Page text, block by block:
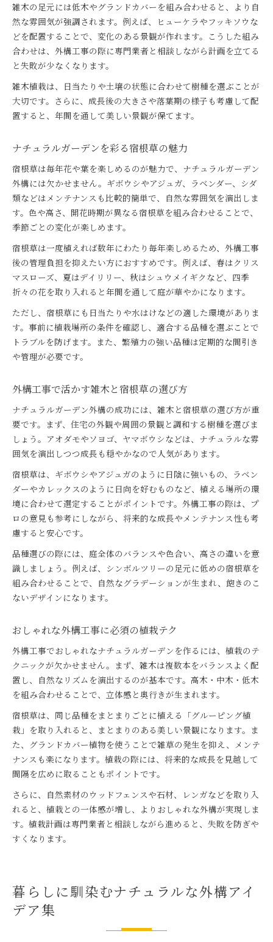
雑木の足元には低木やグランドカバーを組み合わせると、より自
然な雰囲気が強調されます。例えば、ヒューケラやフッキソウな
どを配置することで、変化のある景観が作れます。こうした組み
合わせは、外構工事の際に専門業者と相談しながら計画を立てる
と失敗が少なくなります。
雑木植栽は、日当たりや土壌の状態に合わせて樹種を選ぶことが
大切です。さらに、成長後の大きさや落葉期の様子も考慮して配
置すると、年間を通して美しい景観が保てます。
ナチュラルガーデンを彩る宿根草の魅力
宿根草は毎年花や葉を楽しめるのが魅力で、ナチュラルガーデン
外構には欠かせません。ギボウシやアジュガ、ラベンダー、シダ
類などはメンテナンスも比較的簡単で、自然な雰囲気を演出しま
す。色や高さ、開花時期が異なる宿根草を組み合わせることで、
季節ごとの変化が楽しめます。
宿根草は一度植えれば数年にわたり毎年楽しめるため、外構工事
後の管理負担を抑えたい方におすすめです。例えば、春はクリス
マスローズ、夏はデイリリー、秋はシュウメイギクなど、四季
折々の花を取り入れると年間を通して庭が華やかになります。
ただし、宿根草にも日当たりや水はけなどの適した環境がありま
す。事前に植栽場所の条件を確認し、適合する品種を選ぶことで
トラブルを防げます。また、繁殖力の強い品種は定期的な間引き
や管理が必要です。
外構工事で活かす雑木と宿根草の選び方
ナチュラルガーデン外構の成功には、雑木と宿根草の選び方が重
要です。まず、住宅の外観や周囲の景観と調和する樹種を選びま
しょう。アオダモやソヨゴ、ヤマボウシなどは、ナチュラルな雰
囲気を演出しつつ成長も穏やかなので人気があります。
宿根草は、ギボウシやアジュガのように日陰に強いもの、ラベン
ダーやカレックスのように日向を好むものなど、植える場所の環
境に合わせて選定することがポイントです。外構工事の際は、プ
ロの意見も参考にしながら、将来的な成長やメンテナンス性も考
慮すると安心です。
品種選びの際には、庭全体のバランスや色合い、高さの違いを意
識しましょう。例えば、シンボルツリーの足元に低めの宿根草を
組み合わせることで、自然なグラデーションが生まれ、飽きのこ
ないデザインになります。
おしゃれな外構工事に必須の植栽テク
外構工事でおしゃれなナチュラルガーデンを作るには、植栽のテ
クニックが欠かせません。まず、雑木は複数本をバランスよく配
置し、自然なリズムを演出するのが基本です。高木・中木・低木
を組み合わせることで、立体感と奥行きが生まれます。
宿根草は、同じ品種をまとまりごとに植える「グルーピング植
栽」を取り入れると、まとまりのある美しい景観になります。ま
た、グランドカバー植物を使うことで雑草の発生を抑え、メンテ
ナンスも楽になります。植栽の際には、将来的な成長を見越して
間隔を広めに取ることもポイントです。
さらに、自然素材のウッドフェンスや石材、レンガなどを取り入
れると、植栽との一体感が増し、よりおしゃれな外構が実現しま
す。植栽計画は専門業者と相談しながら進めると、失敗を防ぎや
すくなります。
暮らしに馴染むナチュラルな外構アイ
デア集